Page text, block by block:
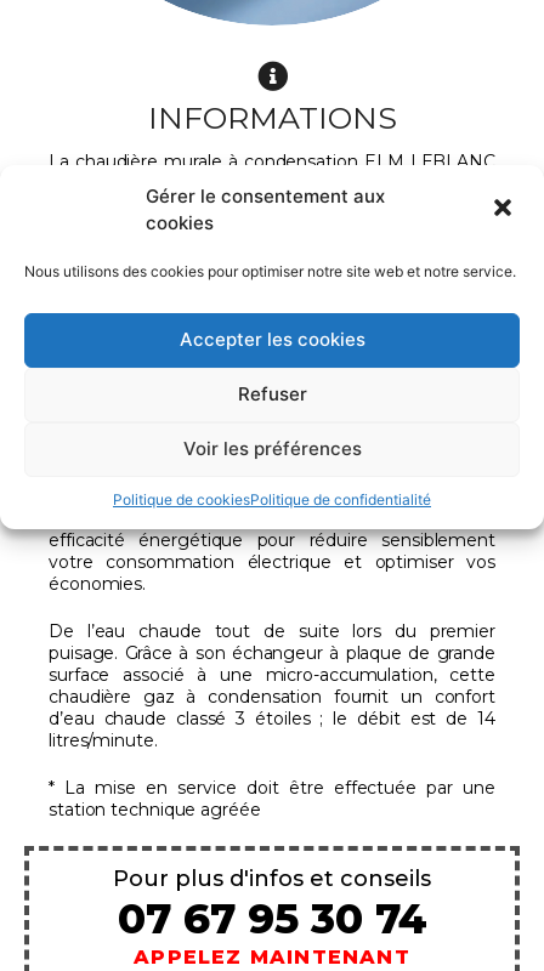
Gérer le consentement aux
cookies
Nous utilisons des cookies pour optimiser notre site web et notre service.
Accepter les cookies
Refuser
Voir les préférences
Politique de cookiesPolitique de confidentialité
INFORMATIONS
La chaudière murale à condensation ELM LEBLANC
MEGALIS est un concentré de technologie. Sa
pompe modulante de classe A et son rendement
exceptionnel de 109,3% vous garantissent
cette chaudière gaz à condensation se fera
largeur de 40 cm.
ELM Leblanc MEGALIS intègre une pompe
modulante de classe A pour un prix très intéressant.
Un rendement de 109,3% et une pompe modulante
La chaudière condensation MEGALIS au rendement
efficacité énergétique pour réduire sensiblement
votre consommation électrique et optimiser vos
économies.
De l’eau chaude tout de suite lors du premier
puisage. Grâce à son échangeur à plaque de grande
surface associé à une micro-accumulation, cette
chaudière gaz à condensation fournit un confort
d’eau chaude classé 3 étoiles ; le débit est de 14
litres/minute.
* La mise en service doit être effectuée par une
station technique agréée
Pour plus d'infos et conseils
07 67 95 30 74
APPELEZ MAINTENANT